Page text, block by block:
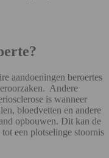
aandoeningen beroertes
Andere
is wanneer
bloedvetten en andere
opbouwen. Dit kan de
een plotselinge stoornis